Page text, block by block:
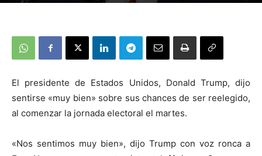
El presidente de Estados Unidos, Donald Trump, dijo
sentirse «muy bien» sobre sus chances de ser reelegido,
al comenzar la jornada electoral el martes.
«Nos sentimos muy bien», dijo Trump con voz ronca a